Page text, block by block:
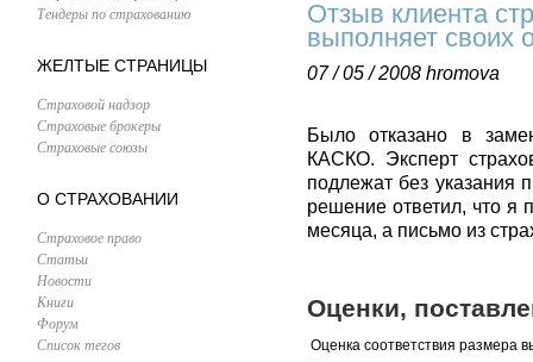
Тендеры по страхованию
ЖЕЛТЫЕ СТРАНИЦЫ
Страховой надзор
Страховые брокеры
Страховые союзы
О СТРАХОВАНИИ
Страховое право
Статьи
Новости
Книги
Форум
Список тегов
Отзыв клиента
выполняет своих
07 / 05 / 2008 hromova
Было отказано в
КАСКО. Эксперт
подлежат без указания
решение ответил, что
месяца, а письмо из
Оценки,
Оценка соответствия размера